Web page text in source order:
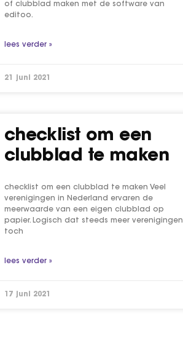
of clubblad maken met de software van
editoo.
lees verder »
21 juni 2021
checklist om een
clubblad te maken
checklist om een clubblad te maken Veel
verenigingen in Nederland ervaren de
meerwaarde van een eigen clubblad op
papier. Logisch dat steeds meer verenigingen
toch
lees verder »
17 juni 2021